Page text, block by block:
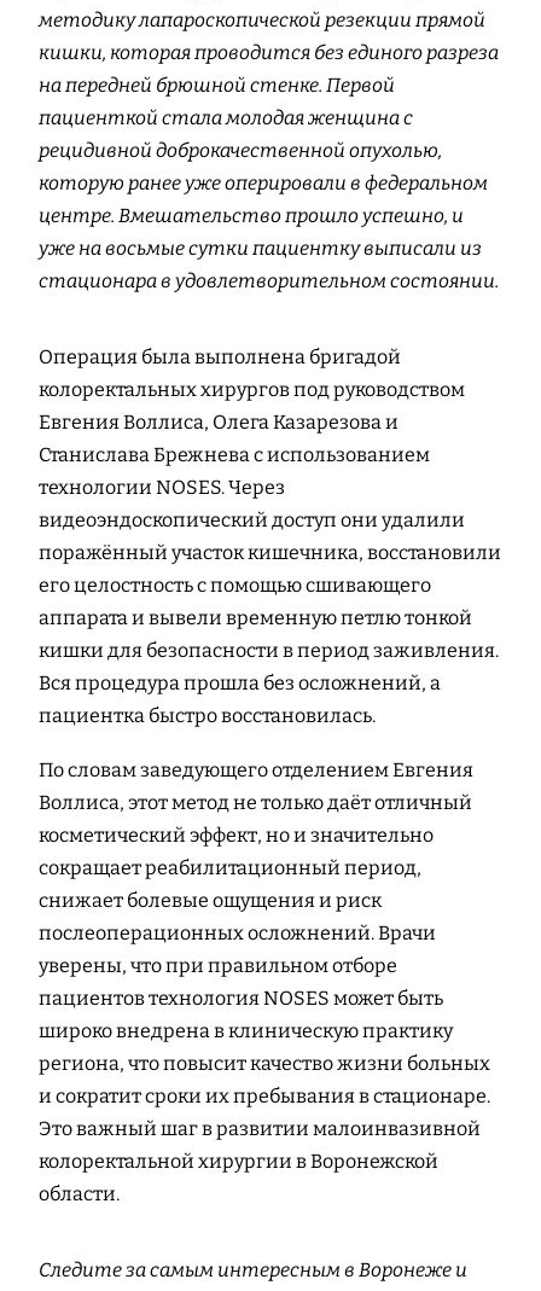
методику лапароскопической резекции прямой
кишки, которая проводится без единого разреза
на передней брюшной стенке. Первой
пациенткой стала молодая женщина с
рецидивной доброкачественной опухолью,
которую ранее уже оперировали в федеральном
центре. Вмешательство прошло успешно, и
уже на восьмые сутки пациентку выписали из
стационара в удовлетворительном состоянии.
Операция была выполнена бригадой
колоректальных хирургов под руководством
Евгения Воллиса, Олега Казарезова и
Станислава Брежнева с использованием
технологии NOSES. Через
видеоэндоскопический доступ они удалили
поражённый участок кишечника, восстановили
его целостность с помощью сшивающего
аппарата и вывели временную петлю тонкой
кишки для безопасности в период заживления.
Вся процедура прошла без осложнений, а
пациентка быстро восстановилась.
По словам заведующего отделением Евгения
Воллиса, этот метод не только даёт отличный
косметический эффект, но и значительно
сокращает реабилитационный период,
снижает болевые ощущения и риск
послеоперационных осложнений. Врачи
уверены, что при правильном отборе
пациентов технология NOSES может быть
широко внедрена в клиническую практику
региона, что повысит качество жизни больных
и сократит сроки их пребывания в стационаре.
Это важный шаг в развитии малоинвазивной
колоректальной хирургии в Воронежской
области.
Следите за самым интересным в Воронеже и